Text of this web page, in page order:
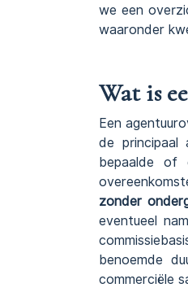
we een
waaronder
Wat is
Een
de
bepaalde of
zonder
eventueel
benoemde
commerciële